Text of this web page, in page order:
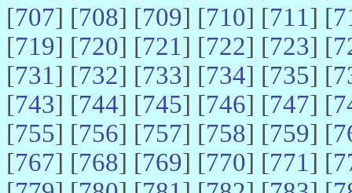
[707] [708] [709] [710] [711] [
[719] [720] [721] [722] [723] [
[731] [732] [733] [734] [735] [
[743] [744] [745] [746] [747] [
[755] [756] [757] [758] [759] [
[767] [768] [769] [770] [771] [